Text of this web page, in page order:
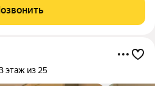
и продуманную эстетику.
этаж из 25